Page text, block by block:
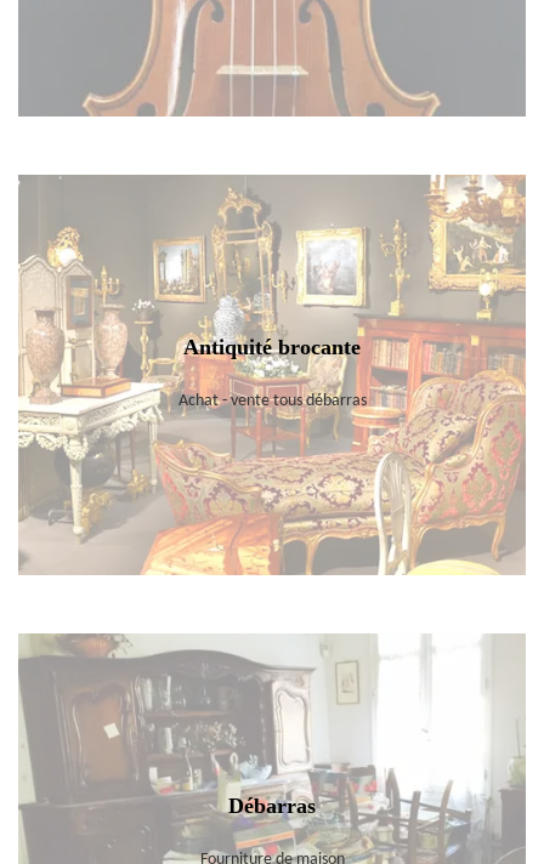
Antiquité brocante
Achat - vente tous débarras
Débarras
Fourniture de maison